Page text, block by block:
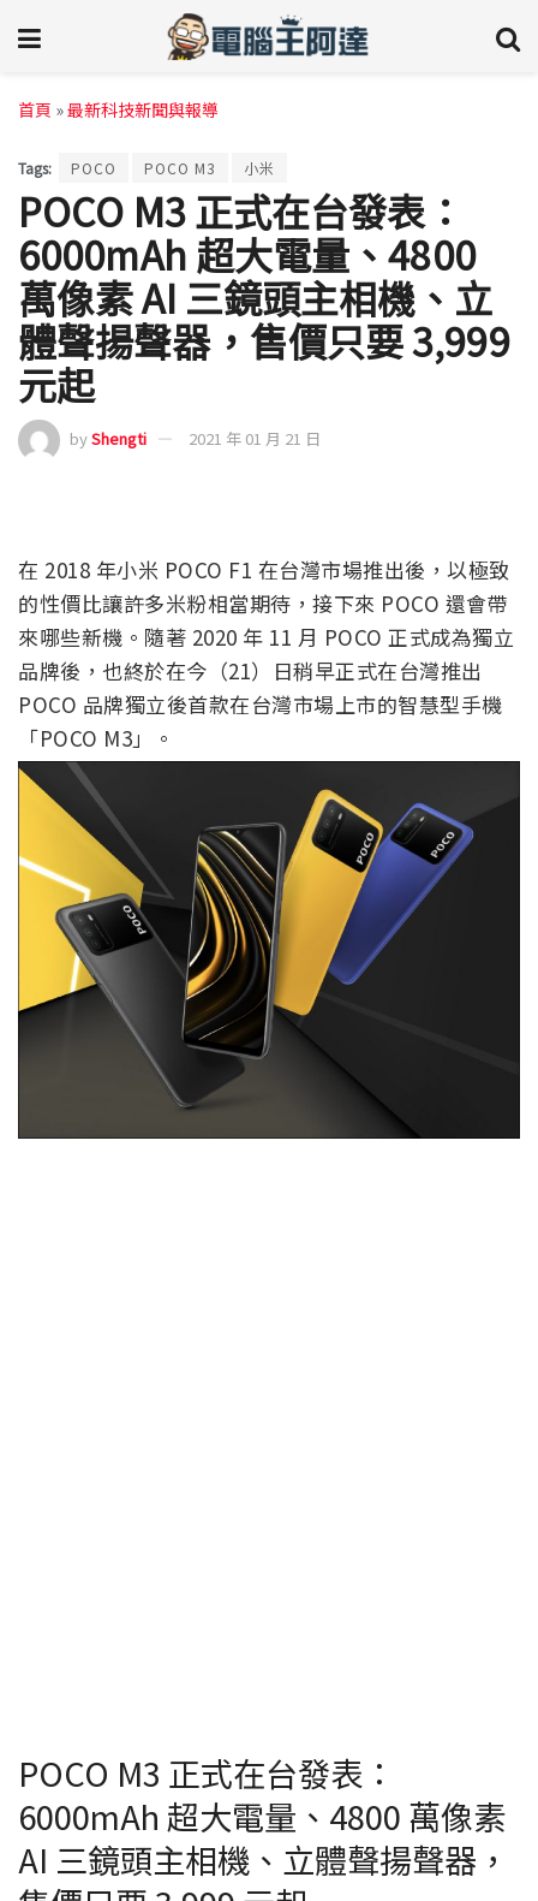
首頁 »最新科技新聞與報導
Tags: POCO POCO M3 小米
POCO M3 正式在台發表：
6000mAh 超大電量、4800
萬像素 AI 三鏡頭主相機、立
體聲揚聲器，售價只要 3,999
元起
byShengti 2021 年 01 月 21 日
在 2018 年小米 POCO F1 在台灣市場推出後，以極致
的性價比讓許多米粉相當期待，接下來 POCO 還會帶
來哪些新機。隨著 2020 年 11 月 POCO 正式成為獨立
品牌後，也終於在今（21）日稍早正式在台灣推出
POCO 品牌獨立後首款在台灣市場上市的智慧型手機
「POCO M3」。
POCO M3 正式在台發表：
6000mAh 超大電量、4800 萬像素
AI 三鏡頭主相機、立體聲揚聲器，